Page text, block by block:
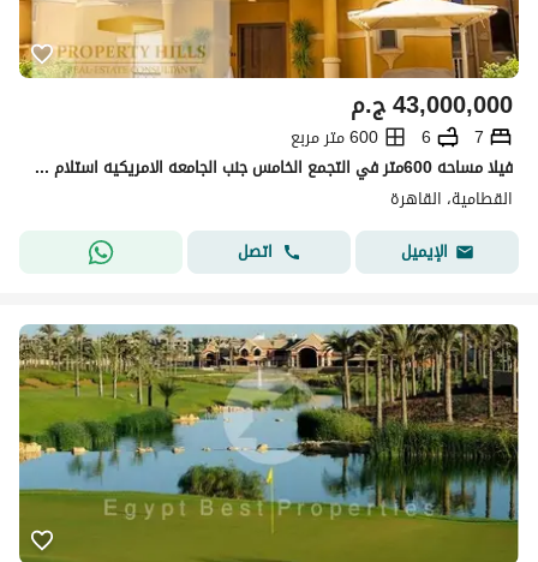
ج.م43,000,000
7
6
600 متر مربع
فيلا مساحه 600متر في التجمع الخامس جنب الجامعه الامريكيه استلام فوري
القطامية، القاهرة
الإيميل
اتصل